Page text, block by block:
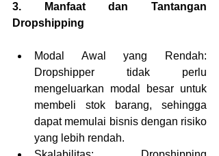
3. Manfaat dan Tantangan
Dropshipping
Modal Awal yang Rendah:
Dropshipper tidak perlu
mengeluarkan modal besar untuk
membeli stok barang, sehingga
dapat memulai bisnis dengan risiko
yang lebih rendah.